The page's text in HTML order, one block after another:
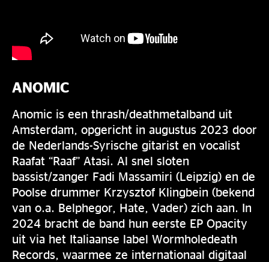
ANOMIC
Anomic is een thrash/deathmetalband uit
Amsterdam, opgericht in augustus 2023 door
de Nederlands-Syrische gitarist en vocalist
Raafat “Raaf” Atasi. Al snel sloten
bassist/zanger Fadi Massamiri (Leipzig) en de
Poolse drummer Krzysztof Klingbein (bekend
van o.a. Belphegor, Hate, Vader) zich aan. In
2024 bracht de band hun eerste EP Opacity
uit via het Italiaanse label Wormholedeath
Records, waarmee ze internationaal digitaal